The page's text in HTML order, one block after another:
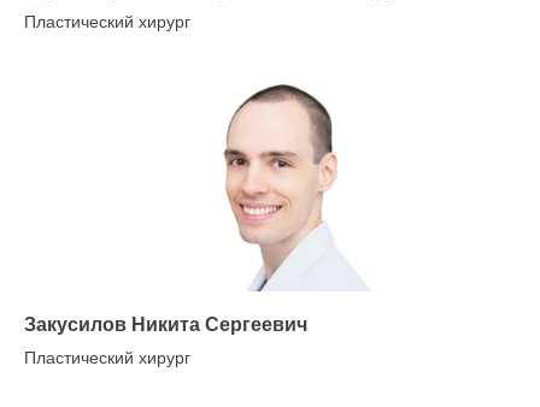
Пластический хирург
Закусилов Никита Сергеевич
Пластический хирург